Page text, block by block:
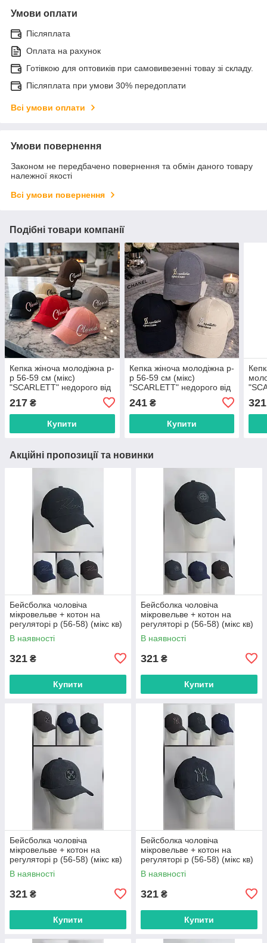
Умови оплати
Післяплата
Оплата на рахунок
Готівкою для оптовиків при самовивезенні товау зі складу.
Післяплата при умови 30% передоплати
Всі умови оплати
Умови повернення
Законом не передбачено повернення та обмін даного товару
належної якості
Всі умови повернення
Подібні товари компанії
Кепка жіноча молодіжна р-
р 56-59 см (мікс)
"SCARLETT" недорого від
217 ₴
Купити
Кепка жіноча молодіжна р-
р 56-59 см (мікс)
"SCARLETT" недорого від
241₴
Купити
321
Акційні пропозиції та новинки
Бейсболка чоловіча
мікровельве + котон на
регуляторі р (56-58) (мікс кв)
"CHERYA" недорого від
прямого постачальника
В наявності
321 ₴
Купити
Бейсболка чоловіча
мікровельве + котон на
регуляторі р (56-58) (мікс кв)
"CHERYA" недорого від
прямого постачальника
В наявності
321 ₴
Купити
Бейсболка чоловіча
мікровельве + котон на
регуляторі р (56-58) (мікс кв)
"CHERYA" недорого від
прямого постачальника
В наявності
321 ₴
Купити
Бейсболка чоловіча
мікровельве + котон на
регуляторі р (56-58) (мікс кв)
"CHERYA" недорого від
прямого постачальника
В наявності
321 ₴
Купити